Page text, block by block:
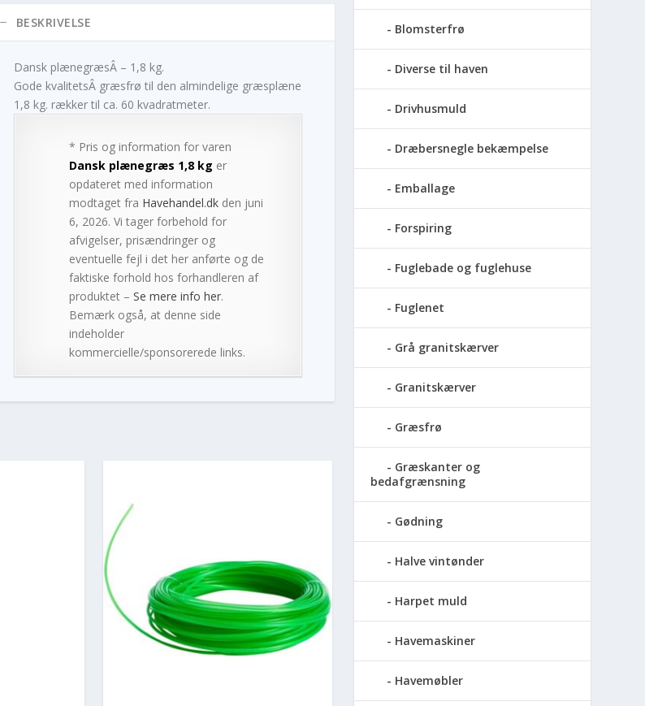
BESKRIVELSE
Dansk plænegræsÂ – 1,8 kg.
Gode kvalitetsÂ græsfrø til den almindelige græsplæne
1,8 kg. rækker til ca. 60 kvadratmeter.
* Pris og information for varen
Dansk plænegræs 1,8 kg er
opdateret med information
modtaget fra Havehandel.dkden juni
6, 2026. Vi tager forbehold for
afvigelser, prisændringer og
eventuelle fejl i det her anførte og de
faktiske forhold hos forhandleren af
produktet – Se mere info her.
Bemærk også, at denne side
indeholder
kommercielle/sponsorerede links.
Blomsterfrø
Diverse til haven
Drivhusmuld
Dræbersnegle bekæmpelse
Emballage
Forspiring
Fuglebade og fuglehuse
Fuglenet
Grå granitskærver
Granitskærver
Græsfrø
Græskanter og
bedafgrænsning
Gødning
Halve vintønder
Harpet muld
Havemaskiner
Havemøbler